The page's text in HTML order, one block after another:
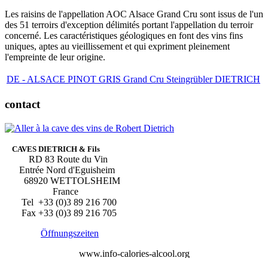
Les raisins de l'appellation AOC Alsace Grand Cru sont issus de l'un
des 51 terroirs d'exception délimités portant l'appellation du terroir
concerné. Les caractéristiques géologiques en font des vins fins
uniques, aptes au vieillissement et qui expriment pleinement
l'empreinte de leur origine.
DE - ALSACE PINOT GRIS Grand Cru Steingrübler DIETRICH
contact
CAVES DIETRICH & Fils
RD 83 Route du Vin
Entrée Nord d'Eguisheim
68920 WETTOLSHEIM
France
Tel +33 (0)3 89 216 700
Fax +33 (0)3 89 216 705
Öffnungszeiten
www.info-calories-alcool.org